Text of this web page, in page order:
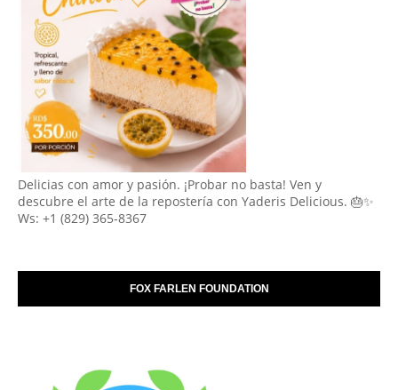
Delicias con amor y pasión. ¡Probar no basta! Ven y
descubre el arte de la repostería con Yaderis Delicious. 🎂✨
Ws: +1 (829) 365-8367
FOX FARLEN FOUNDATION